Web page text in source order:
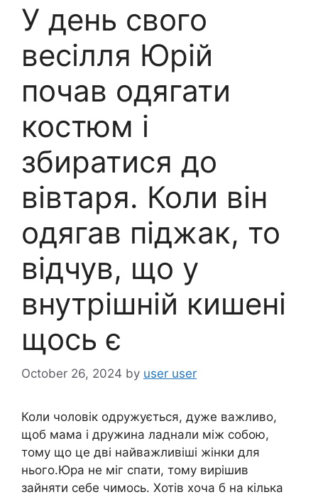
У день свого
весілля Юрій
почав одягати
костюм і
збиратися до
вівтаря. Коли він
одягав піджак, то
відчув, що у
внутрішній кишені
щось є
October 26, 2024 by user user
Коли чоловік одружується, дуже важливо,
щоб мама і дружина ладнали між собою,
тому що це дві найважливіші жінки для
нього.Юра не міг спати, тому вирішив
зайняти себе чимось. Хотів хоча б на кілька